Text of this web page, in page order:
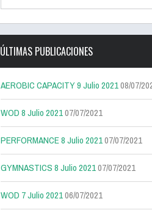
ÚLTIMAS PUBLICACIONES
AEROBIC CAPACITY 9 Julio 202108/07/
WOD 8 Julio 202107/07/2021
PERFORMANCE 8 Julio 202107/07/2021
GYMNASTICS 8 Julio 202107/07/2021
WOD 7 Julio 202106/07/2021